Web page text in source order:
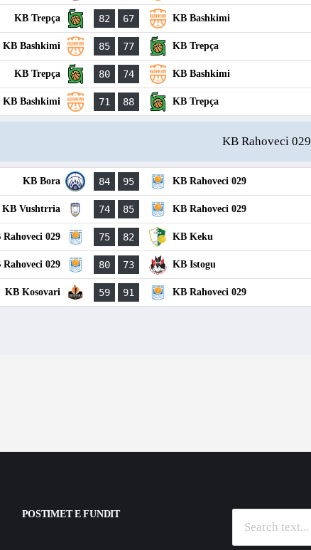
KB Trepça 82 67 KB Bashkimi
KB Bashkimi 85 77 KB Trepça
KB Trepça 80 74 KB Bashkimi
KB Bashkimi 71 88 KB Trepça
KB Rahoveci 029
KB Bora 84 95 KB Rahoveci 029
KB Vushtrria 74 85 KB Rahoveci 029
Rahoveci 029 75 82 KB Keku
Rahoveci 029 80 73 KB Istogu
KB Kosovari 59 91 KB Rahoveci 029
POSTIMET E FUNDIT